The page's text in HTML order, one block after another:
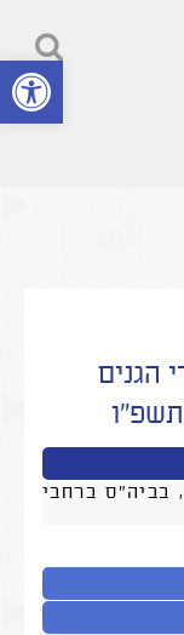
פתח סרגל
הגנים
תשפ"ו
הצהרונים יחלו לפעול ב 1/9/2025, בביה"ס ברחבי